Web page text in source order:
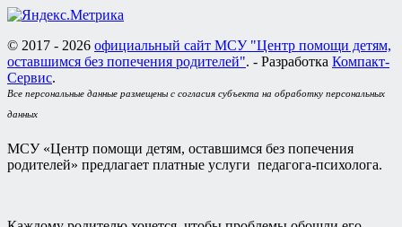
© 2017 - 2026 официальный сайт МСУ "Центр помощи детям,
оставшимся без попечения родителей". - Разработка Компакт-
Сервис.
Все персональные данные размещены с согласия субъекта на обработку персональных
данных
МСУ «Центр помощи детям, оставшимся без попечения
родителей» предлагает платные услуги педагога-психолога.